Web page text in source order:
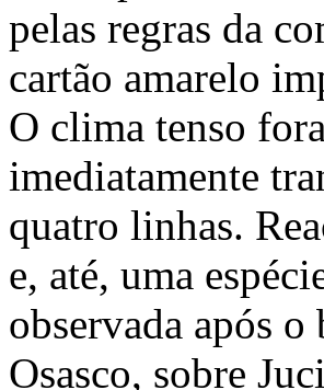
pelas regras da
cartão amarelo
O clima tenso
imediatamente
quatro linhas.
e, até, uma
observada após
Osasco, sobre